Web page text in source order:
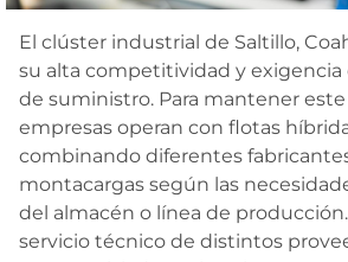
El clúster industrial de Saltillo,
su alta competitividad y exigencia
de suministro. Para mantener
empresas operan con flotas
combinando diferentes
montacargas según las
del almacén o línea de producción.
servicio técnico de distintos